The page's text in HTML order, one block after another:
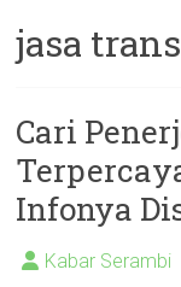
jasa
Cari
Infonya
Kabar Serambi